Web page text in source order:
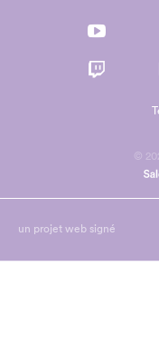
©
un projet web signé